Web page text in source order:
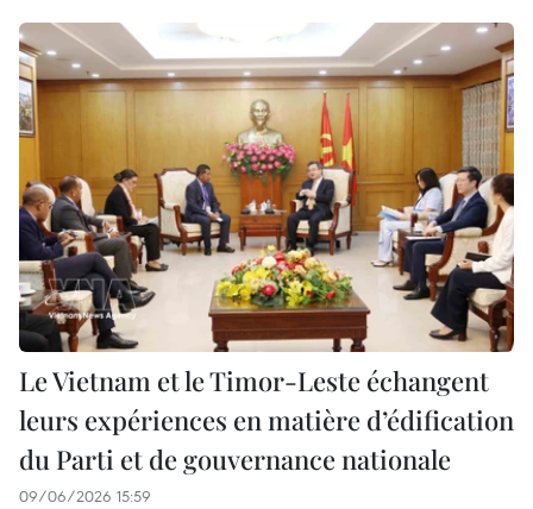
Le Vietnam et le Timor-Leste échangent
leurs expériences en matière d’édification
du Parti et de gouvernance nationale
09/06/2026 15:59